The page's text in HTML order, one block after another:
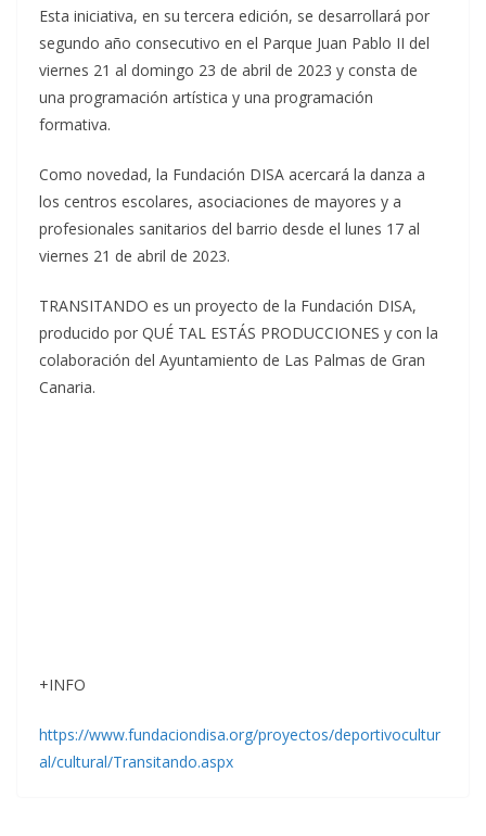
Esta iniciativa, en su tercera edición, se desarrollará por
segundo año consecutivo en el Parque Juan Pablo II del
viernes 21 al domingo 23 de abril de 2023 y consta de
una programación artística y una programación
formativa.
Como novedad, la Fundación DISA acercará la danza a
los centros escolares, asociaciones de mayores y a
profesionales sanitarios del barrio desde el lunes 17 al
viernes 21 de abril de 2023.
TRANSITANDO es un proyecto de la Fundación DISA,
producido por QUÉ TAL ESTÁS PRODUCCIONES y con la
colaboración del Ayuntamiento de Las Palmas de Gran
Canaria.
+INFO
https://www.fundaciondisa.org/proyectos/deportivocultur
al/cultural/Transitando.aspx